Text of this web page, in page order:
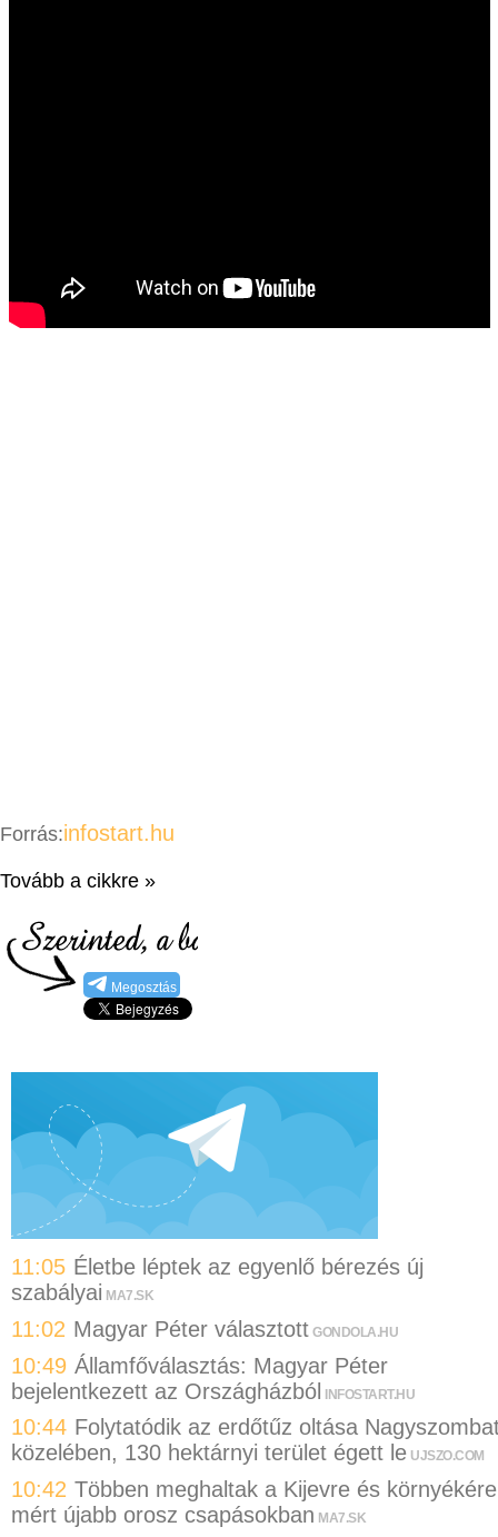
Forrás:infostart.hu
Tovább a cikkre »
Megosztás
11:05 Életbe léptek az egyenlő bérezés új
szabályai MA7.SK
11:02 Magyar Péter választott GONDOLA.HU
10:49 Államfőválasztás: Magyar Péter
bejelentkezett az Országházból INFOSTART.HU
10:44 Folytatódik az erdőtűz oltása
közelében, 130 hektárnyi terület égett le UJSZO.COM
10:42 Többen meghaltak a Kijevre és környékére
mért újabb orosz csapásokban MA7.SK